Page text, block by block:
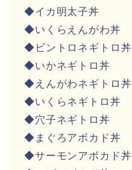
◆イカ明太子丼
◆いくらえんがわ丼
◆ビントロネギトロ丼
◆いかネギトロ丼
◆えんがわネギトロ丼
◆いくらネギトロ丼
◆穴子ネギトロ丼
◆まぐろアボカド丼
◆サーモンアボカド丼